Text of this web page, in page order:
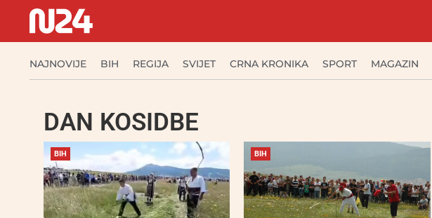
NAJNOVIJE BIH REGIJA SVIJET CRNA KRONIKA SPORT MAGAZIN
DAN KOSIDBE
BIH BIH